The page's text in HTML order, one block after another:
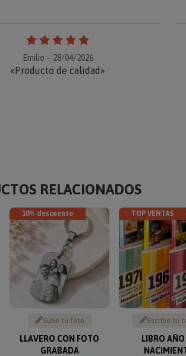
Emilio – 28/04/2026
«Producto de calidad»
RELACIONADOS
10% descuento
Sube tu foto
LLAVERO CON FOTO
GRABADA
TOP VENTAS
Escribe tu
LIBRO AÑO